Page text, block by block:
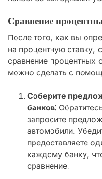
Сравнение
После того, как вы
на процентную ставку,
сравнение процентных
можно сделать с
Соберите
банков⁚
запросите
автомобили.
предоставляете
каждому банку,
сравнение.